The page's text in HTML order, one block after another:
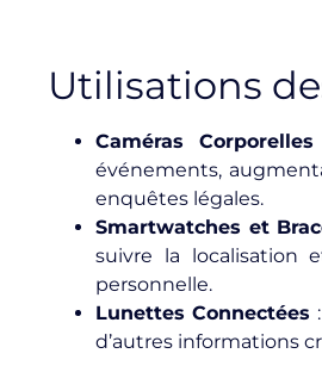
Utilisations
Caméras Corporelles
événements,
enquêtes légales.
Smartwatches et
suivre la localisation
personnelle.
Lunettes Connectées
d’autres informations